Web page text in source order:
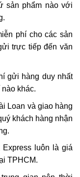
sản phẩm nào với
phí cho các sản
trực tiếp đến văn
gửi hàng duy nhất
khác.
Loan và giao hàng
khách hàng nhận
luôn là giá
TPHCM.